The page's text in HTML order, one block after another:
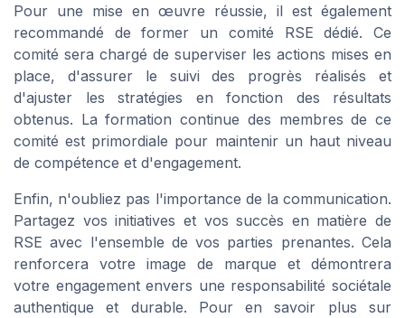
Pour une mise en œuvre réussie, il est également
recommandé de former un comité RSE dédié. Ce
comité sera chargé de superviser les actions mises en
place, d'assurer le suivi des progrès réalisés et
d'ajuster les stratégies en fonction des résultats
obtenus. La formation continue des membres de ce
comité est primordiale pour maintenir un haut niveau
de compétence et d'engagement.
Enfin, n'oubliez pas l'importance de la communication.
Partagez vos initiatives et vos succès en matière de
RSE avec l'ensemble de vos parties prenantes. Cela
renforcera votre image de marque et démontrera
votre engagement envers une responsabilité sociétale
authentique et durable. Pour en savoir plus sur